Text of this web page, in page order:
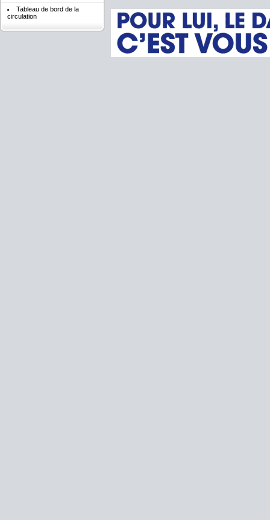
Tableau de bord de la
circulation